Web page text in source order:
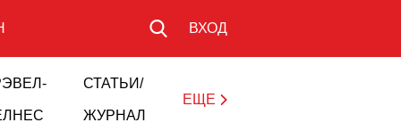
ВХОД
СТАТЬИ/
ЖУРНАЛ
ЕЩЕ